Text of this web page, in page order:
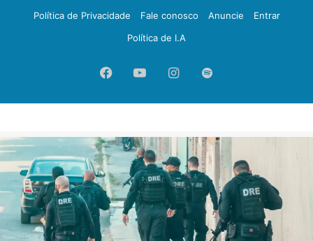
Política de Privacidade
Fale conosco Anuncie
Entrar
Política de I.A
FacebookYouTubeInstagram
Spotify